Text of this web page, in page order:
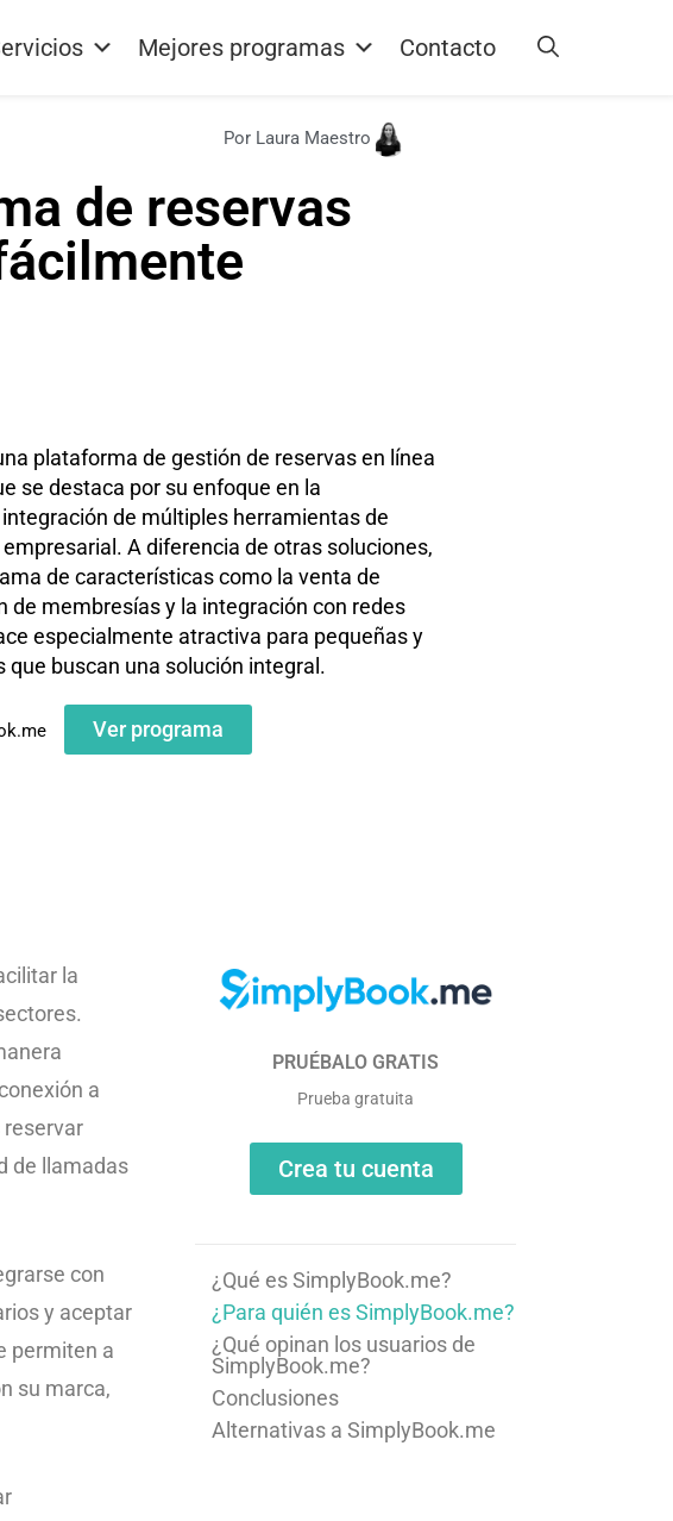
Mejores programas Contacto
Por Laura Maestro
de reservas
plataforma de gestión de reservas en línea
se destaca por su enfoque en la
de múltiples herramientas de
A diferencia de otras soluciones,
de características como la venta de
de membresías y la integración con redes
especialmente atractiva para pequeñas y
que buscan una solución integral.
Ver programa
la
a
de llamadas
con
y aceptar
permiten a
su marca,
PRUÉBALO GRATIS
Prueba gratuita
Crea tu cuenta
¿Qué es SimplyBook.me?
¿Para quién es SimplyBook.me?
¿Qué opinan los usuarios de
SimplyBook.me?
Conclusiones
Alternativas a SimplyBook.me